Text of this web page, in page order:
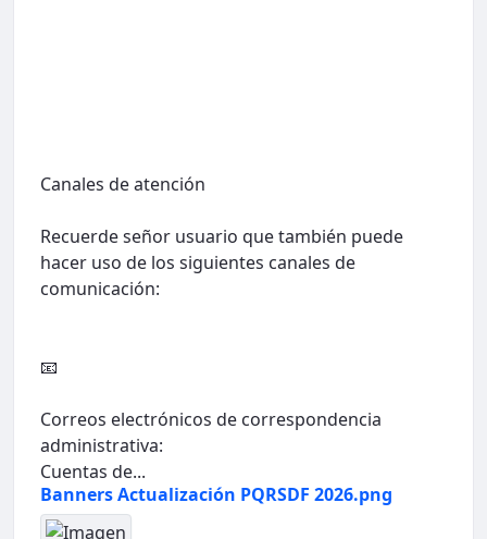
Canales de atención
Recuerde señor usuario que también puede
hacer uso de los siguientes canales de
comunicación:
📧
Correos electrónicos de correspondencia
administrativa:
Cuentas de...
Banners Actualización PQRSDF 2026.png